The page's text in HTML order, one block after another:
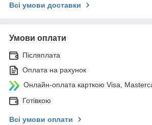
Всі умови доставки
Умови оплати
Післяплата
Оплата на рахунок
Онлайн-оплата карткою Visa,
Готівкою
Всі умови оплати